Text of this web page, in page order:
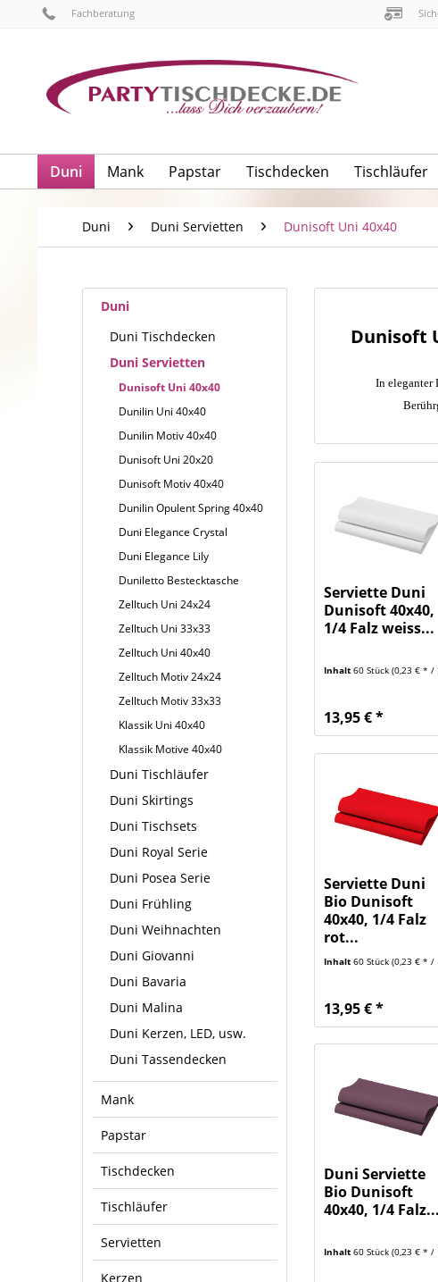
Fachberatung
Duni Mank Papstar Tischdecken Tischläufer
Duni Duni Servietten Dunisoft Uni 40x40
Duni
Duni Tischdecken
Duni Servietten
Dunisoft Uni 40x40
Dunilin Uni 40x40
Dunilin Motiv 40x40
Dunisoft Uni 20x20
Dunisoft Motiv 40x40
Dunilin Opulent Spring 40x40
Duni Elegance Crystal
Duni Elegance Lily
Duniletto Bestecktasche
Zelltuch Uni 24x24
Zelltuch Uni 33x33
Zelltuch Uni 40x40
Zelltuch Motiv 24x24
Zelltuch Motiv 33x33
Klassik Uni 40x40
Klassik Motive 40x40
Duni Tischläufer
Duni Skirtings
Duni Tischsets
Duni Royal Serie
Duni Posea Serie
Duni Frühling
Duni Weihnachten
Duni Giovanni
Duni Bavaria
Duni Malina
Duni Kerzen, LED, usw.
Duni Tassendecken
Mank
Papstar
Tischdecken
Tischläufer
Servietten
Kerzen
Dunisoft
In eleganter
Serviette Duni
Dunisoft 40x40,
1/4 Falz weiss...
Inhalt60 Stück(0,23 € * / 1
13,95 € *
Serviette Duni
Bio Dunisoft
40x40, 1/4 Falz
rot...
Inhalt60 Stück(0,23 € * / 1
13,95 € *
Duni Serviette
Bio Dunisoft
40x40, 1/4 Falz...
Inhalt60 Stück(0,23 € * / 1